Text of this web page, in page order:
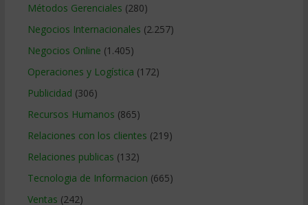
Métodos Gerenciales (280)
Negocios Internacionales (2.257)
Negocios Online (1.405)
Operaciones y Logística (172)
Publicidad (306)
Recursos Humanos (865)
Relaciones con los clientes (219)
Relaciones publicas (132)
Tecnologia de Informacion (665)
Ventas (242)